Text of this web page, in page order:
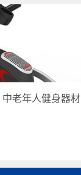
中老年人健身器材